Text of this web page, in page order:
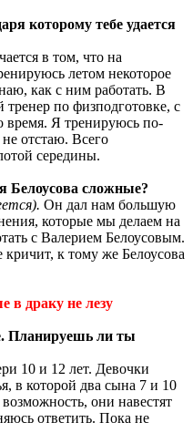
которому тебе удается
в том, что на
летом некоторое
как с ним работать. В
по физподготовке, с
время. Я тренируюсь по-
отстаю. Всего
середины.
Белоусова сложные?
Он дал нам большую
которые мы делаем на
с Валерием Белоусовым.
к тому же Белоусова
в драку не лезу
Планируешь ли ты
10 и 12 лет. Девочки
в которой два сына 7 и 10
они навестят
ответить. Пока не